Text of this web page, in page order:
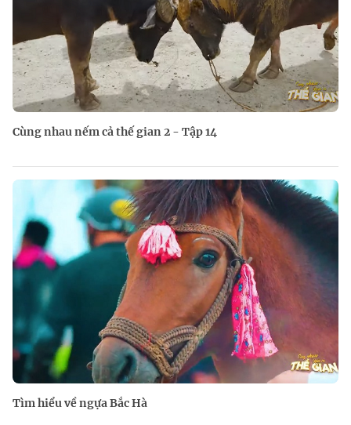
Cùng nhau nếm cả thế gian 2 - Tập 14
Tìm hiểu về ngựa Bắc Hà